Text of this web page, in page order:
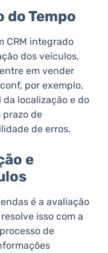
do Tempo
CRM integrado
dos veículos,
em vender
por exemplo,
localização e do
prazo de
de erros​​.
e
é a avaliação
isso com a
de